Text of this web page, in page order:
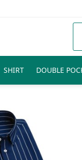
SHIRT DOUBLE